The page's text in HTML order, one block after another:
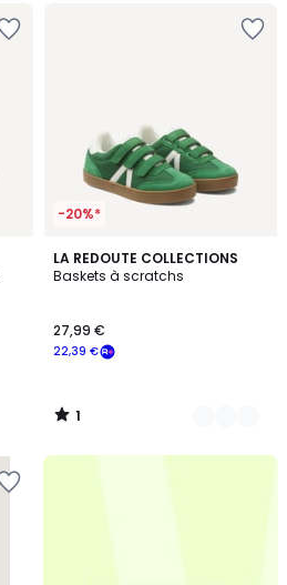
-20%*
LA REDOUTE COLLECTIONS
Baskets à scratchs
22,39 €
27,99 €
1
/
2
Couleurs
1
/